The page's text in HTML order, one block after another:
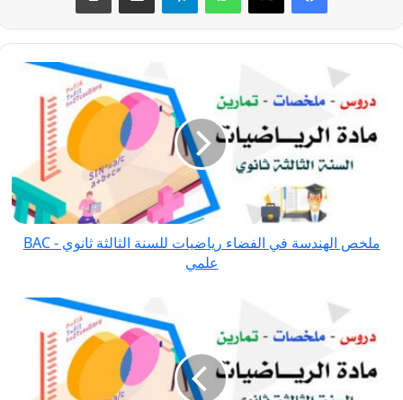
ملخص الهندسة
في
الفضاء رياضيات
للسنة
علمي
ملخص الهندسة في الفضاء رياضيات للسنة الثالثة ثانوي - BAC
علمي
درس الأعداد
المركبة
رياضيات
للسنة